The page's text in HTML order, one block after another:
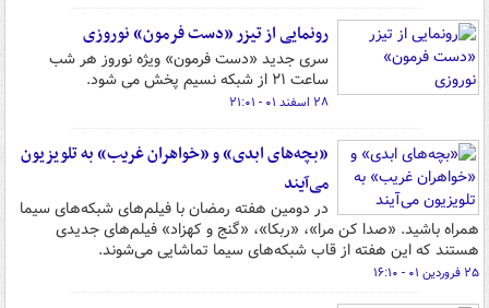
رونمایی از تیزر «دست فرمون» نوروزی
سری جدید «دست فرمون» ویژه نوروز هر شب
ساعت ۲۱ از شبکه نسیم پخش می شود.
۲۸ اسفند ۰۱ - ۲۱:۰۱
«بچه‌های ابدی» و «خواهران غریب» به تلویزیون
می‌آیند
در دومین هفته رمضان با فیلم‌های شبکه‌های سیما
همراه باشید. «صدا کن مرا»، «ربکا»، «گنج و کهزاد» فیلم‌های جدیدی
هستند که این هفته از قاب شبکه‌های سیما تماشایی می‌شوند.
۲۵ فروردین ۰۱ - ۱۶:۱۰